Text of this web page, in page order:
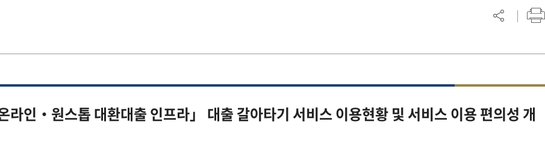
라인‧원스톱 대환대출 인프라」 대출 갈아타기 서비스 이용현황 및 서비스 이용 편의성 개